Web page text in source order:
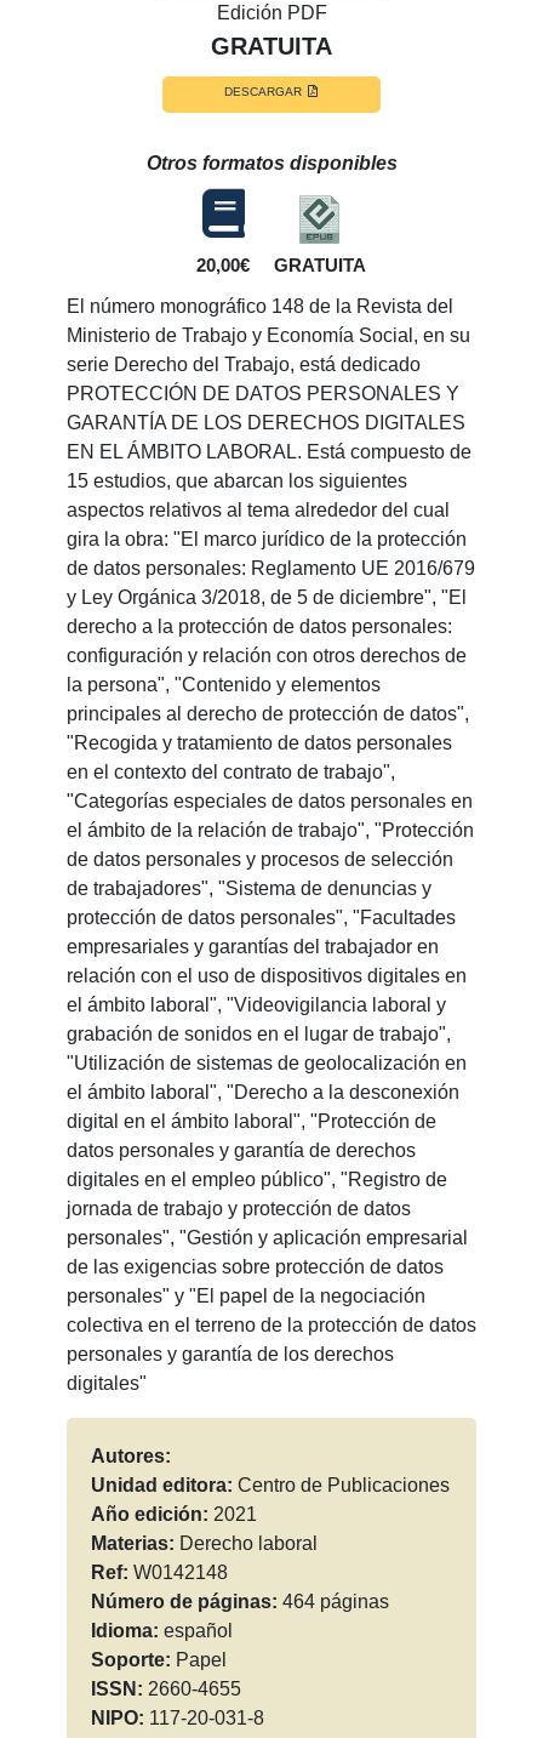
Edición PDF
GRATUITA
DESCARGAR
Otros formatos disponibles
20,00€
GRATUITA
El número monográfico 148 de la Revista del
Ministerio de Trabajo y Economía Social, en su
serie Derecho del Trabajo, está dedicado
PROTECCIÓN DE DATOS PERSONALES Y
GARANTÍA DE LOS DERECHOS DIGITALES
EN EL ÁMBITO LABORAL. Está compuesto de
15 estudios, que abarcan los siguientes
aspectos relativos al tema alrededor del cual
gira la obra: "El marco jurídico de la protección
de datos personales: Reglamento UE 2016/679
y Ley Orgánica 3/2018, de 5 de diciembre", "El
derecho a la protección de datos personales:
configuración y relación con otros derechos de
la persona", "Contenido y elementos
principales al derecho de protección de datos",
"Recogida y tratamiento de datos personales
en el contexto del contrato de trabajo",
"Categorías especiales de datos personales en
el ámbito de la relación de trabajo", "Protección
de datos personales y procesos de selección
de trabajadores", "Sistema de denuncias y
protección de datos personales", "Facultades
empresariales y garantías del trabajador en
relación con el uso de dispositivos digitales en
el ámbito laboral", "Videovigilancia laboral y
grabación de sonidos en el lugar de trabajo",
"Utilización de sistemas de geolocalización en
el ámbito laboral", "Derecho a la desconexión
digital en el ámbito laboral", "Protección de
datos personales y garantía de derechos
digitales en el empleo público", "Registro de
jornada de trabajo y protección de datos
personales", "Gestión y aplicación empresarial
de las exigencias sobre protección de datos
personales" y "El papel de la negociación
colectiva en el terreno de la protección de datos
personales y garantía de los derechos
digitales"
Autores:
Unidad editora: Centro de Publicaciones
Año edición: 2021
Materias: Derecho laboral
Ref: W0142148
Número de páginas: 464 páginas
Idioma: español
Soporte: Papel
ISSN: 2660-4655
NIPO: 117-20-031-8